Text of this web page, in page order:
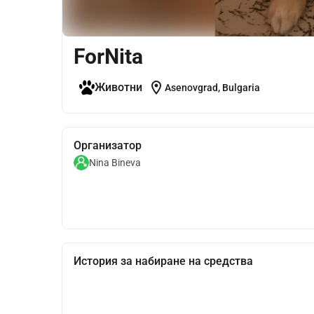
ForNita
Животни location_on Asenovgrad, Bulgaria
Организатор
Nina Bineva
История за набиране на средства